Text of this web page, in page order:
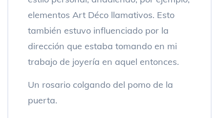
elementos Art Déco llamativos. Esto
también estuvo influenciado por la
dirección que estaba tomando en mi
trabajo de joyería en aquel entonces.
Un rosario colgando del pomo de la
puerta.